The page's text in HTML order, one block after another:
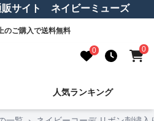
販サイト ネイビーミューズ
のご購入で送料無料
0 0
人気ランキング